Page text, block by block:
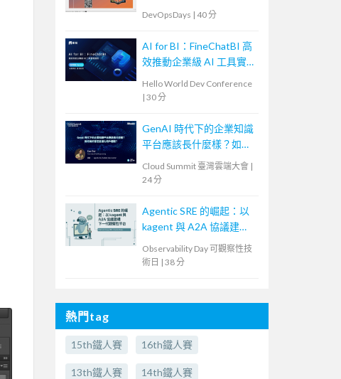
DevOpsDays | 40 分
AI for BI：FineChatBI 高
效推動企業級 AI 工具實
Hello World Dev Conference
| 30 分
GenAI 時代下的企業知識
平台應該長什麼樣？如何
做好管控並優化用戶體
驗？
Cloud Summit 臺灣雲端大會 |
24 分
Agentic SRE 的崛起：以
kagent 與 A2A 協議建構
下一代觀察性平台
Observability Day 可觀察性技
術日 | 38 分
熱門tag
15th鐵人賽 16th鐵人賽
13th鐵人賽 14th鐵人賽